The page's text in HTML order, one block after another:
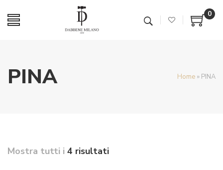
0
PINA Home » PINA
Mostra tutti i 4 risultati